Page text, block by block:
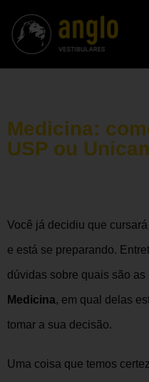
Medicina:
USP ou
Você já decidiu que
e está se preparando.
dúvidas sobre quais são as
Medicina, em qual delas
tomar a sua decisão.
Uma coisa que temos